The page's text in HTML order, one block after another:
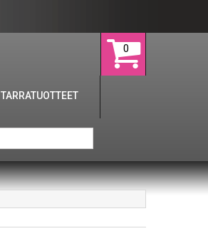
0
TARRATUOTTEET